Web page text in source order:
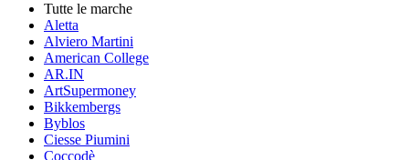
Tutte le marche
Aletta
Alviero Martini
American College
AR.IN
ArtSupermoney
Bikkembergs
Byblos
Ciesse Piumini
Coccodè